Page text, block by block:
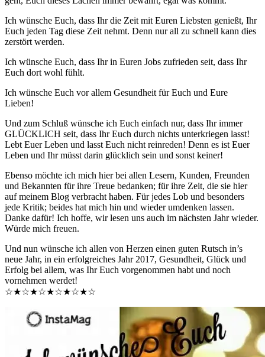
Ich wünsche Euch, dass Ihr die Zeit mit Euren Liebsten genießt, Ihr
Euch jeden Tag diese Zeit nehmt. Denn nur all zu schnell kann dies
zerstört werden.
Ich wünsche Euch, dass Ihr in Euren Jobs zufrieden seit, dass Ihr
Euch dort wohl fühlt.
Ich wünsche Euch vor allem Gesundheit für Euch und Eure
Lieben!
Und zum Schluß wünsche ich Euch einfach nur, dass Ihr immer
GLÜCKLICH seit, dass Ihr Euch durch nichts unterkriegen lasst!
Lebt Euer Leben und lasst Euch nicht reinreden! Denn es ist Euer
Leben und Ihr müsst darin glücklich sein und sonst keiner!
Ebenso möchte ich mich hier bei allen Lesern, Kunden, Freunden
und Bekannten für ihre Treue bedanken; für ihre Zeit, die sie hier
auf meinem Blog verbracht haben. Für jedes Lob und besonders
jede Kritik; beides hat mich hin und wieder umdenken lassen.
Danke dafür! Ich hoffe, wir lesen uns auch im nächsten Jahr wieder.
Würde mich freuen.
Und nun wünsche ich allen von Herzen einen guten Rutsch in’s
neue Jahr, in ein erfolgreiches Jahr 2017, Gesundheit, Glück und
Erfolg bei allem, was Ihr Euch vorgenommen habt und noch
vornehmen werdet!
☆★☆★☆★☆★☆★☆